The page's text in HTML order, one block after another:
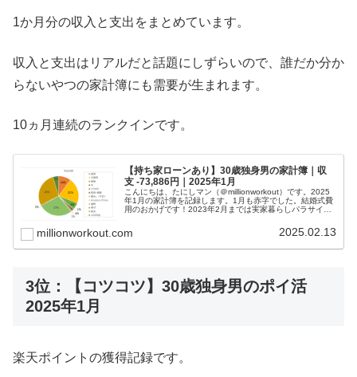
1か月分の収入と支出をまとめています。
収入と支出はリアルだと話題にしずらいので、誰だか分か
らないやつの家計簿にも需要が生まれます。
10ヵ月連続のランクインです。
【持ち家ローンあり】30歳独身男の家計簿｜収
支 -73,886円｜2025年1月
こんにちは、たにしマン（＠millionworkout）です。2025
年1月の家計簿を記録します。1月も赤字でした。結婚式費
用のおかげです！2023年2月までは実家暮らしパラサイト
millionworkout.com 2025.02.13
3位：【コツコツ】30歳独身男のポイ活
2025年1月
楽天ポイントの獲得記録です。